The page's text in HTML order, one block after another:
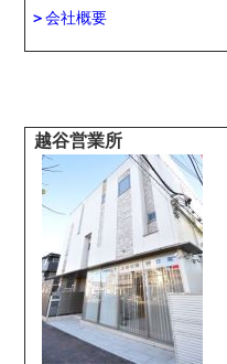
＞会社概要
越谷営業所